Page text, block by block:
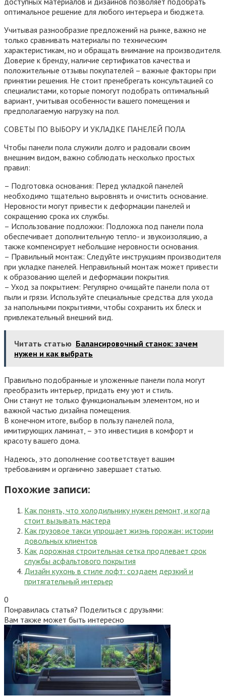
оптимальное решение для любого интерьера и бюджета.
Учитывая разнообразие предложений на рынке, важно не
только сравнивать материалы по техническим
характеристикам, но и обращать внимание на производителя.
Доверие к бренду, наличие сертификатов качества и
положительные отзывы покупателей – важные факторы при
принятии решения. Не стоит пренебрегать консультацией со
специалистами, которые помогут подобрать оптимальный
вариант, учитывая особенности вашего помещения и
предполагаемую нагрузку на пол.
СОВЕТЫ ПО ВЫБОРУ И УКЛАДКЕ ПАНЕЛЕЙ ПОЛА
Чтобы панели пола служили долго и радовали своим
внешним видом, важно соблюдать несколько простых
правил:
– Подготовка основания: Перед укладкой панелей
необходимо тщательно выровнять и очистить основание.
Неровности могут привести к деформации панелей и
сокращению срока их службы.
– Использование подложки: Подложка под панели пола
обеспечивает дополнительную тепло- и звукоизоляцию, а
также компенсирует небольшие неровности основания.
– Правильный монтаж: Следуйте инструкциям производителя
при укладке панелей. Неправильный монтаж может привести
к образованию щелей и деформации покрытия.
– Уход за покрытием: Регулярно очищайте панели пола от
пыли и грязи. Используйте специальные средства для ухода
за напольными покрытиями, чтобы сохранить их блеск и
привлекательный внешний вид.
Читать статью Балансировочный станок: зачем
нужен и как выбрать
Правильно подобранные и уложенные панели пола могут
преобразить интерьер, придать ему уют и стиль.
Они станут не только функциональным элементом, но и
важной частью дизайна помещения.
В конечном итоге, выбор в пользу панелей пола,
имитирующих ламинат, – это инвестиция в комфорт и
красоту вашего дома.
Надеюсь, это дополнение соответствует вашим
требованиям и органично завершает статью.
Похожие записи:
Как понять, что холодильнику нужен ремонт, и когда
стоит вызывать мастера
Как грузовое такси упрощает жизнь горожан: истории
довольных клиентов
Как дорожная строительная сетка продлевает срок
службы асфальтового покрытия
Дизайн кухонь в стиле лофт: создаем дерзкий и
притягательный интерьер
0
Понравилась статья? Поделиться с друзьями:
Вам также может быть интересно